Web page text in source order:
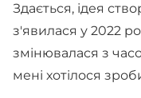
Здається, ідея
з'явилася у 2022
змінювалася з
мені хотілося